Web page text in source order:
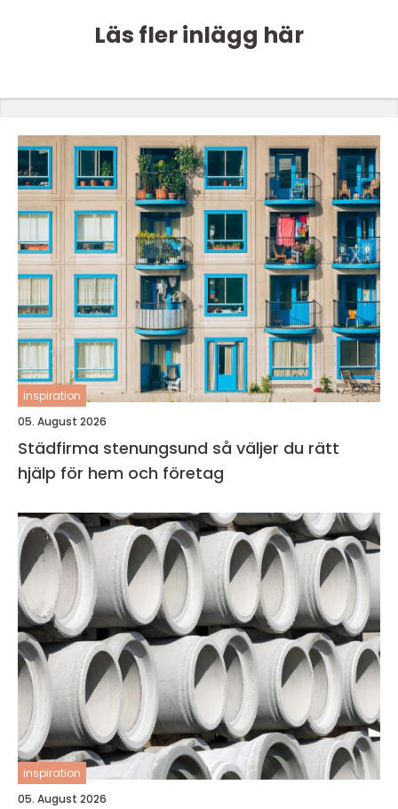
Läs fler inlägg här
inspiration
05. August 2026
Städfirma stenungsund så väljer du rätt
hjälp för hem och företag
inspiration
05. August 2026